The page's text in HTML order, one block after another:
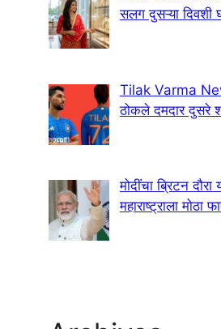
सलग दुसऱ्या दिवशी
Tilak Varma
ठोकले दमदार दुसरे
मोदींचा ब्रिटन दौरा
महाराष्ट्राला मोठा